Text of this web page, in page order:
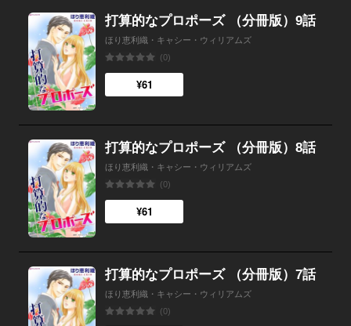
打算的なプロポーズ （分冊版）9話
ほり恵利織・キャシー・ウィリアムズ
(0)
¥61
打算的なプロポーズ （分冊版）8話
ほり恵利織・キャシー・ウィリアムズ
(0)
¥61
打算的なプロポーズ （分冊版）7話
ほり恵利織・キャシー・ウィリアムズ
(0)